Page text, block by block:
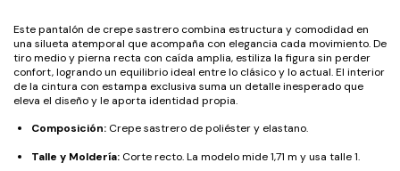
Este pantalón de crepe sastrero combina estructura y comodidad en
una silueta atemporal que acompaña con elegancia cada movimiento. De
tiro medio y pierna recta con caída amplia, estiliza la figura sin perder
confort, logrando un equilibrio ideal entre lo clásico y lo actual. El interior
de la cintura con estampa exclusiva suma un detalle inesperado que
eleva el diseño y le aporta identidad propia.
Composición: Crepe sastrero de poliéster y elastano.
Talle y Moldería: Corte recto. La modelo mide 1,71 m y usa talle 1.